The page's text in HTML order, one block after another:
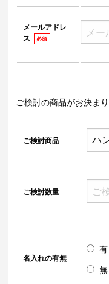
メールアドレ
ス
必須
ご検討の商品がお決ま
ご検討商品
ご検討数量
名入れの有無
有